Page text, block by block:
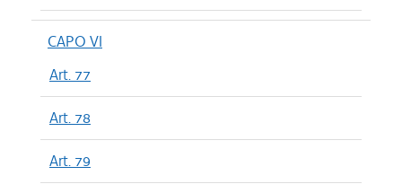
CAPO VI
Art. 77
Art. 78
Art. 79